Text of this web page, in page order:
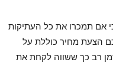
אם תמכרו את כל העתיקות
הצעת מחיר כוללת על
רב כך ששווה לקחת את